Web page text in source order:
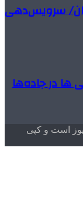
تهران/ سرویس‌دهی
ها در جاده‌ها
است و کپی